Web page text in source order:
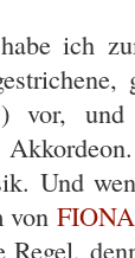
ich
vor,
Und
von FIONA
Regel,